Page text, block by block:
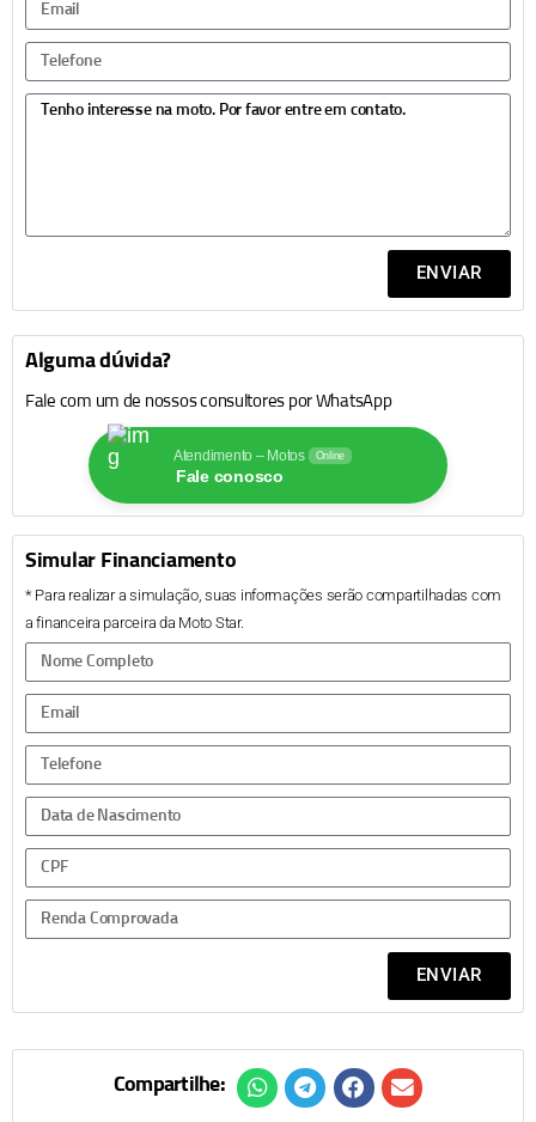
ENVIAR
Simular Financiamento
* Para realizar a simulação, suas informações serão compartilhadas com
a financeira parceira da Moto Star.
ENVIAR
Alguma dúvida?
Fale com um de nossos consultores por WhatsApp
Atendimento – Motos Online
Fale conosco
Compartilhe: